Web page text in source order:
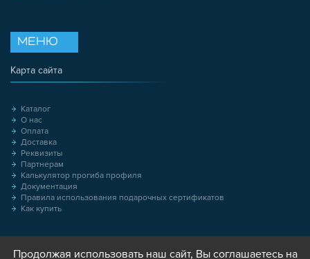
МЕНЮ
Карта сайта
Каталог
О нас
Оплата
Доставка
Реквизиты
Партнерам
Калькулятор прогиба профиля
Документация
Правила использования подарочных сертификатов
Как купить
Продолжая использовать наш сайт, Вы соглашаетесь на